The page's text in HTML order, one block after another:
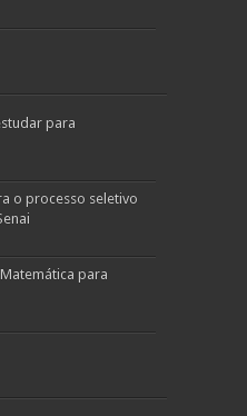
para
o processo seletivo
para